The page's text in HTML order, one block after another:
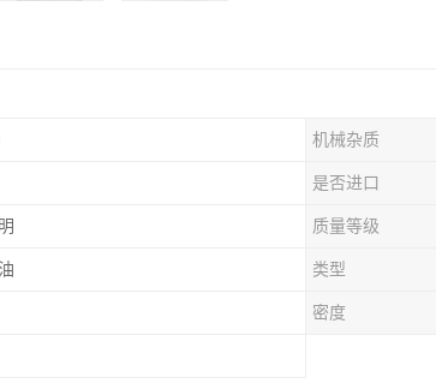
机械杂质
是否进口
质量等级
类型
密度